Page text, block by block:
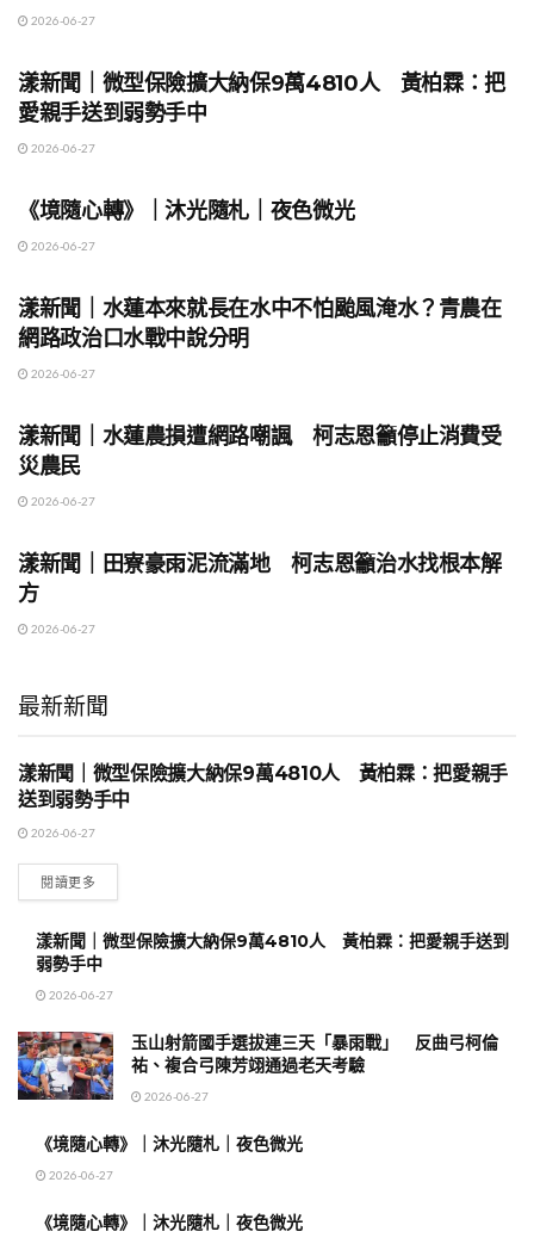
2026-06-27
漾新聞｜微型保險擴大納保9萬4810人 黃柏霖：把
愛親手送到弱勢手中
2026-06-27
《境隨心轉》｜沐光隨札｜夜色微光
2026-06-27
漾新聞｜水蓮本來就長在水中不怕颱風淹水？青農在
網路政治口水戰中說分明
2026-06-27
漾新聞｜水蓮農損遭網路嘲諷 柯志恩籲停止消費受
災農民
2026-06-27
漾新聞｜田寮豪雨泥流滿地 柯志恩籲治水找根本解
方
2026-06-27
最新新聞
地方時事
漾新聞｜微型保險擴大納保9萬4810人 黃柏霖：把愛親手
送到弱勢手中
2026-06-27
閱讀更多
漾新聞｜微型保險擴大納保9萬4810人 黃柏霖：把愛親手送到
弱勢手中
2026-06-27
玉山射箭國手選拔連三天「暴雨戰」 反曲弓柯倫
祐、複合弓陳芳翊通過老天考驗
2026-06-27
《境隨心轉》｜沐光隨札｜夜色微光
2026-06-27
《境隨心轉》｜沐光隨札｜夜色微光